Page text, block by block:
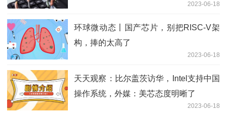
2023-06-18
环球微动态丨国产芯片，别把RISC-V架
构，捧的太高了
2023-06-18
天天观察：比尔盖茨访华，Intel支持中国
操作系统，外媒：美芯态度明晰了
2023-06-18